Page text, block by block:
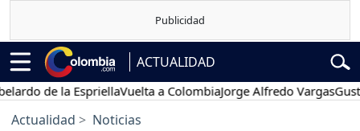
ACTUALIDAD
de la EspriellaVuelta a ColombiaJorge Alfredo VargasGustavo
Actualidad Noticias